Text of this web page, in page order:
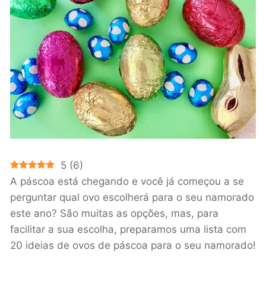
5 (6)
A páscoa está chegando e você já começou a se
perguntar qual ovo escolherá para o seu namorado
este ano? São muitas as opções, mas, para
facilitar a sua escolha, preparamos uma lista com
20 ideias de ovos de páscoa para o seu namorado!